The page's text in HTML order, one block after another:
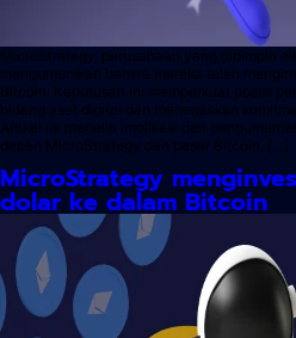
MicroStrategy, perusahaan yang dipimpin
mengumumkan bahwa mereka telah
Bitcoin. Keputusan ini memperkuat posisi
bidang aset digital dan menegaskan
Artikel ini meneliti implikasi dari
depan MicroStrategy dan pasar Bitcoin. […]
MicroStrategy
dolar ke dalam Bitcoin